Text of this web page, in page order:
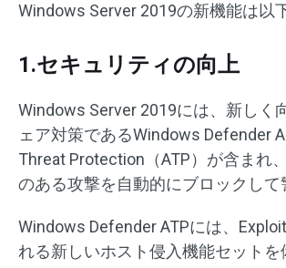
Windows Server 2019の新機能は以
1.セキュリティの向上
Windows Server 2019には、新しく
ェア対策であるWindows Defender
Threat Protection（ATP）が含まれ
のある攻撃を自動的にブロックして
Windows Defender ATPには、
れる新しいホスト侵入機能セットを